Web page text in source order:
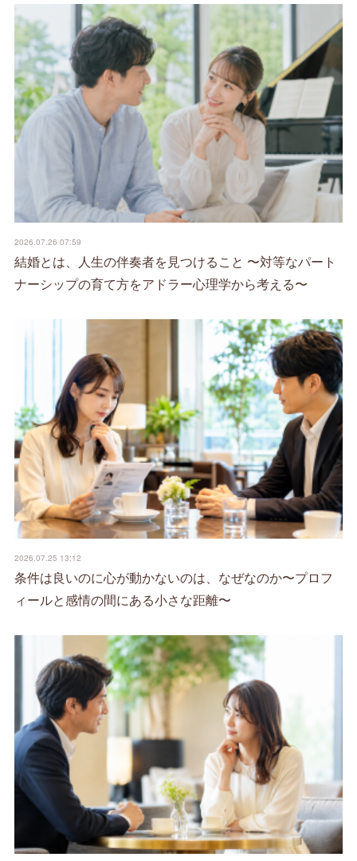
2026.07.26 07:59
結婚とは、人生の伴奏者を見つけること 〜対等なパート
ナーシップの育て方をアドラー心理学から考える〜
2026.07.25 13:12
条件は良いのに心が動かないのは、なぜなのか〜プロフ
ィールと感情の間にある小さな距離〜